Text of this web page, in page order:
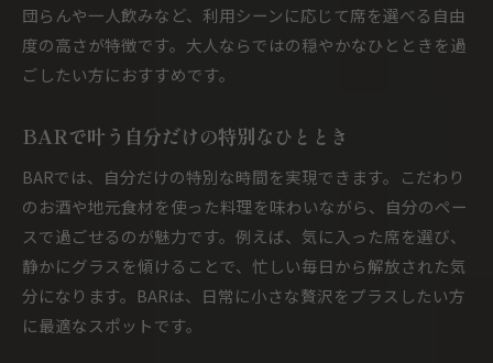
団らんや一人飲みなど、利用シーンに応じて席を選べる自由
度の高さが特徴です。大人ならではの穏やかなひとときを過
ごしたい方におすすめです。
BARで叶う自分だけの特別なひととき
BARでは、自分だけの特別な時間を実現できます。こだわり
のお酒や地元食材を使った料理を味わいながら、自分のペー
スで過ごせるのが魅力です。例えば、気に入った席を選び、
静かにグラスを傾けることで、忙しい毎日から解放された気
分になります。BARは、日常に小さな贅沢をプラスしたい方
に最適なスポットです。